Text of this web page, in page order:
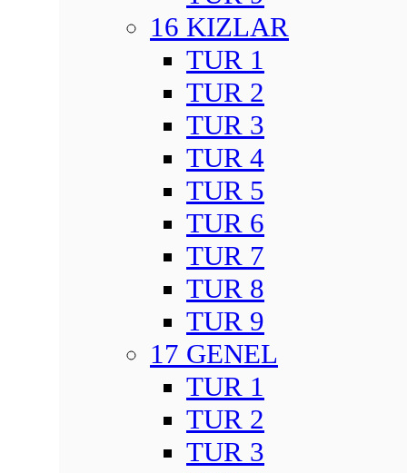
16 KIZLAR
TUR 1
TUR 2
TUR 3
TUR 4
TUR 5
TUR 6
TUR 7
TUR 8
TUR 9
17 GENEL
TUR 1
TUR 2
TUR 3